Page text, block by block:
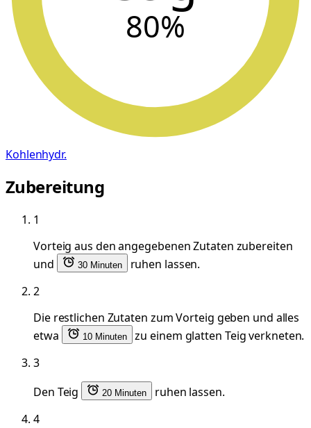
80%
Kohlenhydr.
Zubereitung
1
Vorteig aus den angegebenen Zutaten zubereiten
und
30 Minuten
ruhen lassen.
2
Die restlichen Zutaten zum Vorteig geben und alles
etwa
10 Minuten
zu einem glatten Teig verkneten.
3
Den Teig
20 Minuten
ruhen lassen.
4